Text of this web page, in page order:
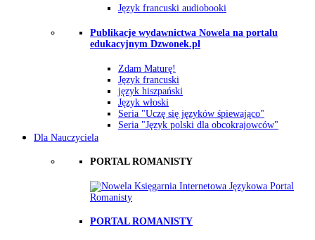
Język francuski audiobooki
Publikacje wydawnictwa Nowela na portalu
edukacyjnym Dzwonek.pl
Zdam Maturę!
Język francuski
język hiszpański
Język włoski
Seria "Uczę się języków śpiewająco"
Seria "Język polski dla obcokrajowców"
Dla Nauczyciela
PORTAL ROMANISTY
PORTAL ROMANISTY